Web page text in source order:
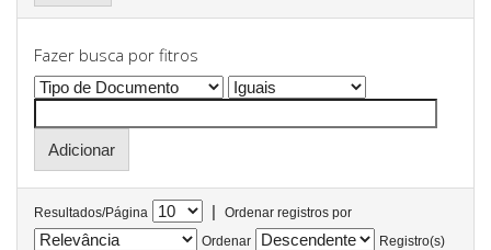
Fazer busca por fitros
Resultados/Página |
Ordenar registros por
Ordenar
Registro(s)